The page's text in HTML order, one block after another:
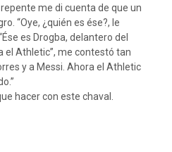
me di cuenta de que un
“Oye, ¿quién es ése?, le
es Drogba, delantero del
el Athletic”, me contestó tan
y a Messi. Ahora el Athletic
hacer con este chaval.